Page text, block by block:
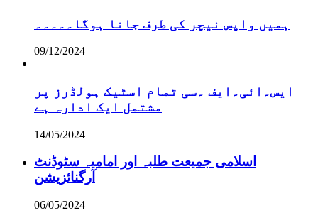
ہمیں واپس نیچر کی طرف جانا ہوگا۔۔۔۔۔
09/12/2024
ایس۔ائی۔ایف ۔سی تمام اسٹیک ہولڈرز پر
مشتمل ایک ادارہ ہے
14/05/2024
اسلامی جمیعت طلبہ اور امامیہ سٹوڈنٹ
آرگنائزیشن
06/05/2024